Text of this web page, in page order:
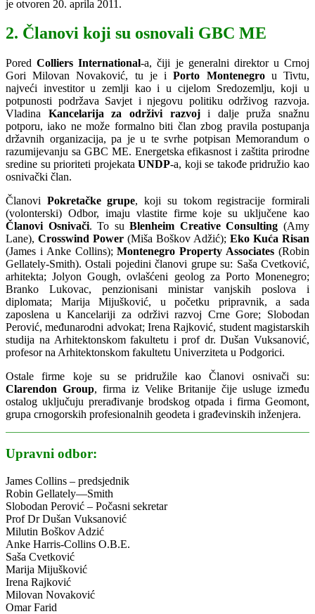
je otvoren 20. aprila 2011.
2. Članovi koji su osnovali GBC ME
PoredColliers International-a, čiji je generalni direktor u Crnoj
Gori Milovan Novaković, tu je iPorto Montenegrou Tivtu,
najveći investitor u zemlji kao i u cijelom Sredozemlju, koji u
potpunosti podržava Savjet i njegovu politiku održivog razvoja.
Vladina Kancelarija za održivi razvoji dalje pruža snažnu
potporu, iako ne može formalno biti član zbog pravila postupanja
državnih organizacija, pa je u te svrhe potpisan Memorandum o
razumijevanju sa GBC ME. Energetska efikasnost i zaštita prirodne
sredine su prioriteti projekataUNDP-a, koji se takođe pridružio kao
osnivački član.
Članovi Pokretačke grupe, koji su tokom registracije formirali
(volonterski) Odbor, imaju vlastite firme koje su uključene kao
Članovi Osnivači. To suBlenheim Creative Consulting (Amy
Lane), Crosswind Power (Miša Boškov Adžić); Eko Kuća Risan
(James i Anke Collins);Montenegro Property Associates (Robin
Gellately-Smith). Ostali pojedini članovi grupe su: Saša Cvetković,
arhitekta; Jolyon Gough, ovlašćeni geolog za Porto Monenegro;
Branko Lukovac, penzionisani ministar vanjskih poslova i
diplomata; Marija Mijušković, u početku pripravnik, a sada
zaposlena u Kancelariji za održivi razvoj Crne Gore; Slobodan
Perović, međunarodni advokat; Irena Rajković, student magistarskih
studija na Arhitektonskom fakultetu i prof dr. Dušan Vuksanović,
profesor na Arhitektonskom fakultetu Univerziteta u Podgorici.
Ostale firme koje su se pridružile kao Članovi osnivači su:
Clarendon Group, firma iz Velike Britanije čije usluge između
ostalog uključuju prerađivanje brodskog otpada i firma Geomont,
grupa crnogorskih profesionalnih geodeta i građevinskih inženjera.
Upravni odbor:
James Collins – predsjednik
Robin Gellately—Smith
Slobodan Perović – Počasni sekretar
Prof Dr Dušan Vuksanović
Milutin Boškov Adzić
Anke Harris-Collins O.B.E.
Saša Cvetković
Marija Mijušković
Irena Rajković
Milovan Novaković
Omar Farid